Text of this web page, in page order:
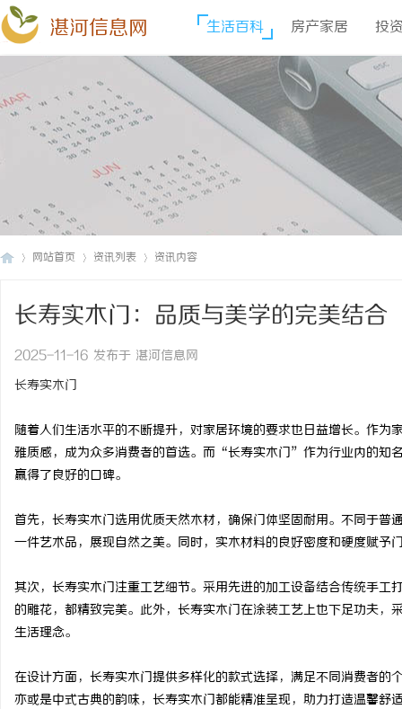
湛河信息网 生活百科 房产家居 投
网站首页 资讯列表 资讯内容
长寿实木门：品质与美学的完美结合
2025-11-16 发布于 湛河信息网
长寿实木门
随着人们生活水平的不断提升，对家居环境的要求也日益增长。作
雅质感，成为众多消费者的首选。而“长寿实木门”作为行业内的知
赢得了良好的口碑。
首先，长寿实木门选用优质天然木材，确保门体坚固耐用。不同于
一件艺术品，展现自然之美。同时，实木材料的良好密度和硬度赋予
其次，长寿实木门注重工艺细节。采用先进的加工设备结合传统手
的雕花，都精致完美。此外，长寿实木门在涂装工艺上也下足功夫
生活理念。
在设计方面，长寿实木门提供多样化的款式选择，满足不同消费者
亦或是中式古典的韵味，长寿实木门都能精准呈现，助力打造温馨舒